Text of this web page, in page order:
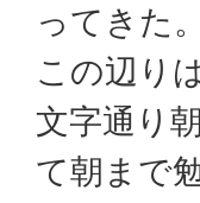
ってきた。
この辺り
文字通り
て朝まで